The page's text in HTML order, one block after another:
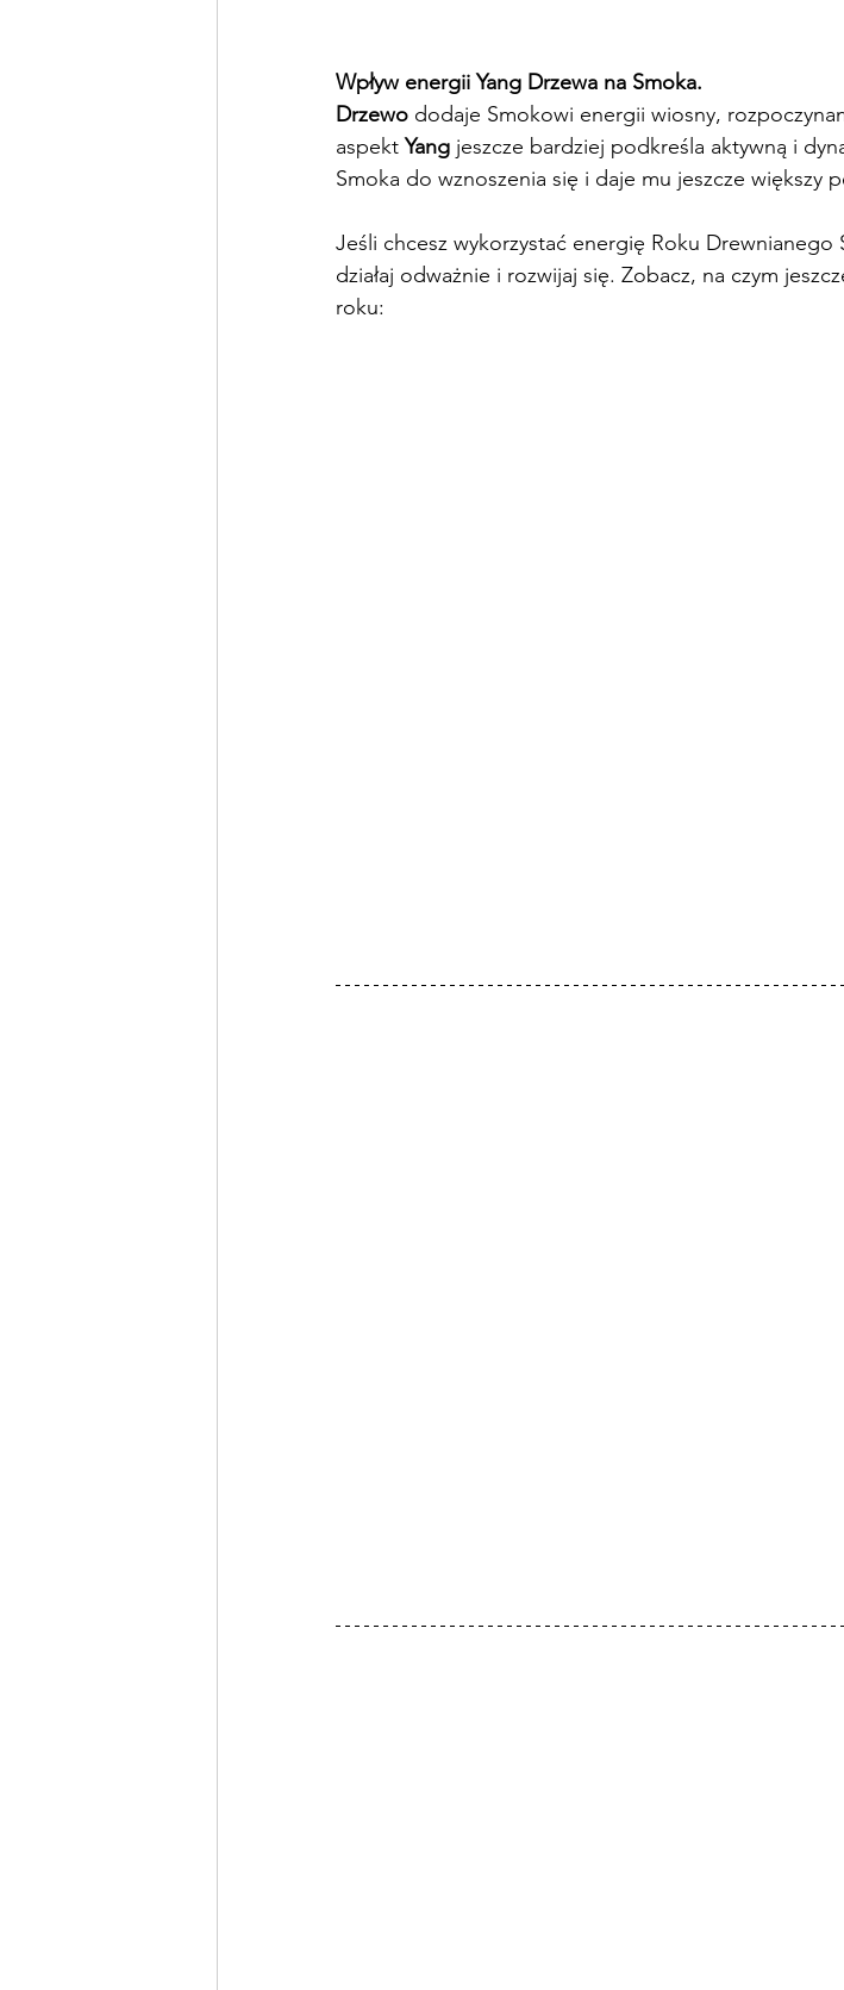
Wpływ energii Yang Drzewa na Smoka.
Drzewo dodaje Smokowi energii wiosny,
aspekt Yang jeszcze bardziej podkreśla aktywną i
Smoka do wznoszenia się i daje mu jeszcze większy
Jeśli chcesz wykorzystać energię Roku
działaj odważnie i rozwijaj się. Zobacz, na czym
roku: